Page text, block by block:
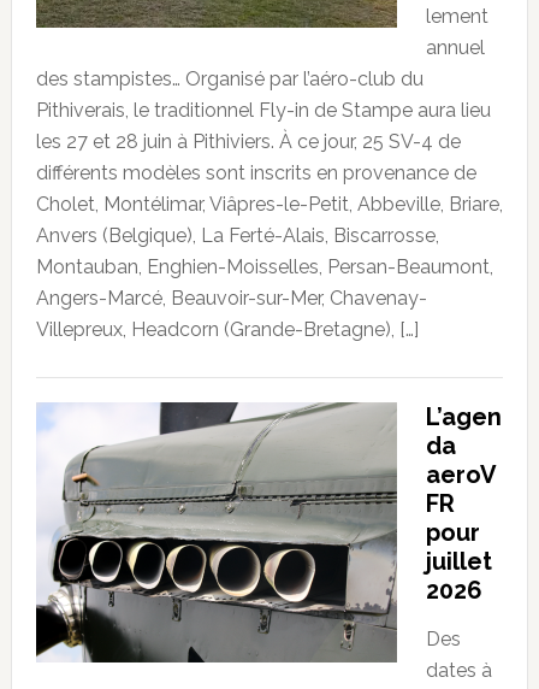
lement
annuel
des stampistes… Organisé par l’aéro-club du
Pithiverais, le traditionnel Fly-in de Stampe aura lieu
les 27 et 28 juin à Pithiviers. À ce jour, 25 SV-4 de
différents modèles sont inscrits en provenance de
Cholet, Montélimar, Viâpres-le-Petit, Abbeville, Briare,
Anvers (Belgique), La Ferté-Alais, Biscarrosse,
Montauban, Enghien-Moisselles, Persan-Beaumont,
Angers-Marcé, Beauvoir-sur-Mer, Chavenay-
Villepreux, Headcorn (Grande-Bretagne), […]
L’agen
da
aeroV
FR
pour
juillet
2026
Des
dates à